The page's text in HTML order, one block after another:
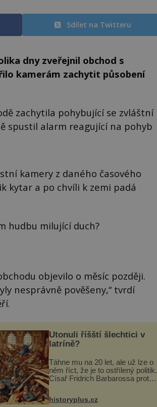
Sdílet na Twitteru
dny zveřejnil obchod s
kamerám zachytit působení
zachytila pohybující se zvláštní
spustil alarm reagující na pohyb
kamery z daného časového
kytar a po chvíli k zemi padá
hudbu milující duch?
objevilo o měsíc později.
nesprávně pověšeny,“ tvrdí
Utonuli říšští šlechtici v
latríně?
Táhne mu na 20 let, ale už lze o
něm říct, že je to ostřílený politik.
Císař Fridrich Barbarossa proto
stal prostředníkem při řešení
historyplus.cz